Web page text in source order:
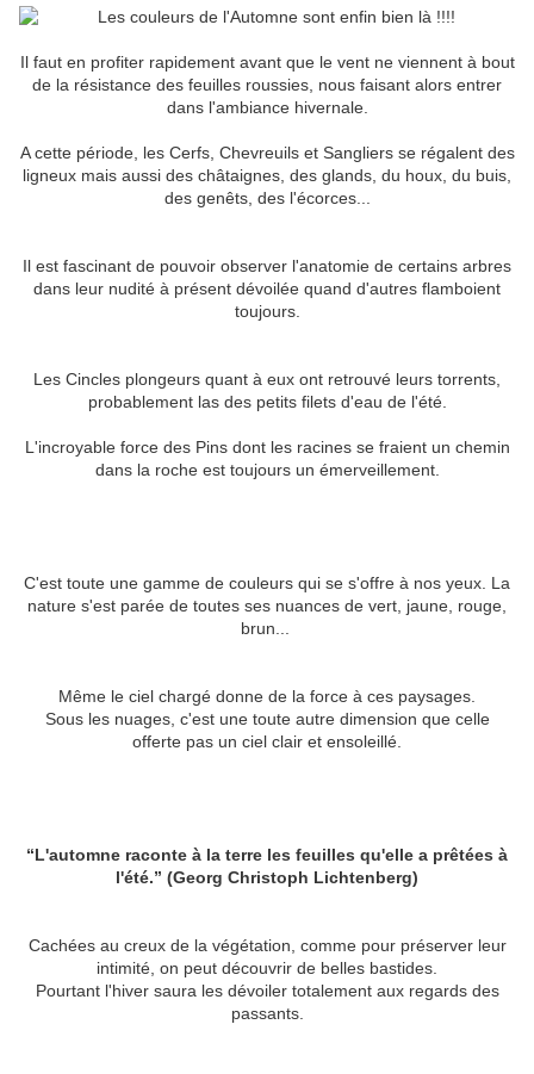
Il faut en profiter rapidement avant que le vent ne viennent à bout
de la résistance des feuilles roussies, nous faisant alors entrer
dans l'ambiance hivernale.
A cette période, les Cerfs, Chevreuils et Sangliers se régalent des
ligneux mais aussi des châtaignes, des glands, du houx, du buis,
des genêts, des l'écorces...
Il est fascinant de pouvoir observer l'anatomie de certains arbres
dans leur nudité à présent dévoilée quand d'autres flamboient
toujours.
Les Cincles plongeurs quant à eux ont retrouvé leurs torrents,
probablement las des petits filets d'eau de l'été.
L'incroyable force des Pins dont les racines se fraient un chemin
dans la roche est toujours un émerveillement.
C'est toute une gamme de couleurs qui se s'offre à nos yeux. La
nature s'est parée de toutes ses nuances de vert, jaune, rouge,
brun...
Même le ciel chargé donne de la force à ces paysages.
Sous les nuages, c'est une toute autre dimension que celle
offerte pas un ciel clair et ensoleillé.
“L'automne raconte à la terre les feuilles qu'elle a prêtées à
l'été.” (Georg Christoph Lichtenberg)
Cachées au creux de la végétation, comme pour préserver leur
intimité, on peut découvrir de belles bastides.
Pourtant l'hiver saura les dévoiler totalement aux regards des
passants.